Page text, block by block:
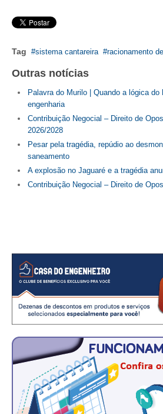
CONTATO
CURSOS
ENGENHEIRO EMPREENDEDOR
SEESP EDUCAÇÃO
PLATAFORMAS GRATUITAS
BENEFÍCIOS
APOSENTADORIA
CONSÓRCIOS
CAMPANHAS SALARIAIS
COMUNICAÇÃO
PALAVRA DO MURILO
NOTÍCIAS
CONTEÚDO ESPECIAL
JORNAL DO ENGENHEIRO
Tag sistema cantareira racionamento
Outras notícias
Palavra do Murilo | Quando a lógica
engenharia
Contribuição Negocial – Direito de
2026/2028
Pesar pela tragédia, repúdio ao
saneamento
A explosão no Jaguaré e a tragédia
Contribuição Negocial – Direito de